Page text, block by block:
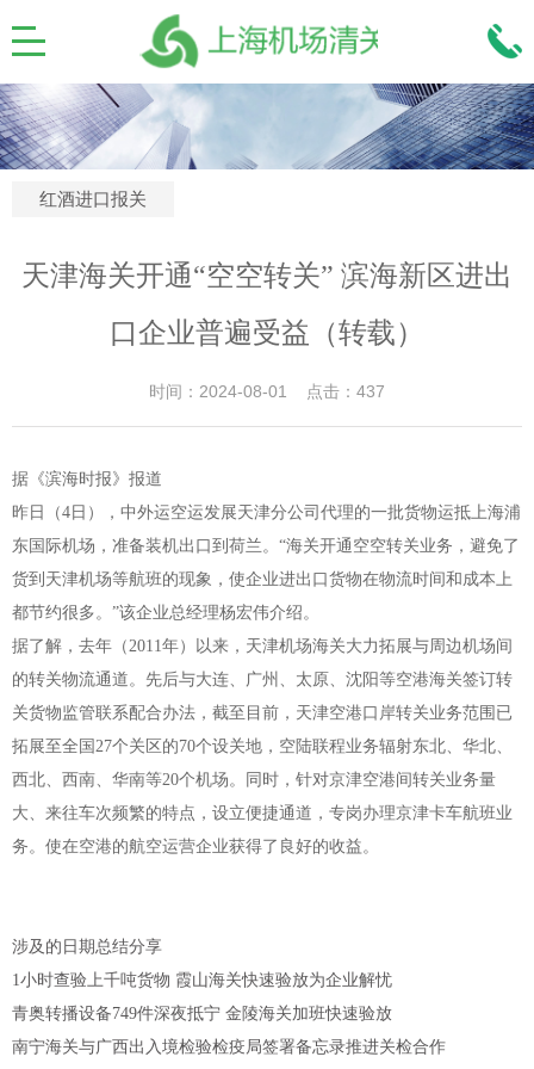
红酒进口报关
天津海关开通“空空转关” 滨海新区进出
口企业普遍受益（转载）
时间：2024-08-01 点击：437
据《滨海时报》报道
昨日（4日），中外运空运发展天津分公司代理的一批货物运抵上海浦
东国际机场，准备装机出口到荷兰。“海关开通空空转关业务，避免了
货到天津机场等航班的现象，使企业进出口货物在物流时间和成本上
都节约很多。”该企业总经理杨宏伟介绍。
据了解，去年（2011年）以来，天津机场海关大力拓展与周边机场间
的转关物流通道。先后与大连、广州、太原、沈阳等空港海关签订转
关货物监管联系配合办法，截至目前，天津空港口岸转关业务范围已
拓展至全国27个关区的70个设关地，空陆联程业务辐射东北、华北、
西北、西南、华南等20个机场。同时，针对京津空港间转关业务量
大、来往车次频繁的特点，设立便捷通道，专岗办理京津卡车航班业
务。使在空港的航空运营企业获得了良好的收益。
涉及的日期总结分享
1小时查验上千吨货物 霞山海关快速验放为企业解忧
青奥转播设备749件深夜抵宁 金陵海关加班快速验放
南宁海关与广西出入境检验检疫局签署备忘录推进关检合作